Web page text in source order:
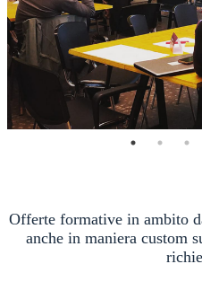
Offerte formative in ambito
anche in maniera custom